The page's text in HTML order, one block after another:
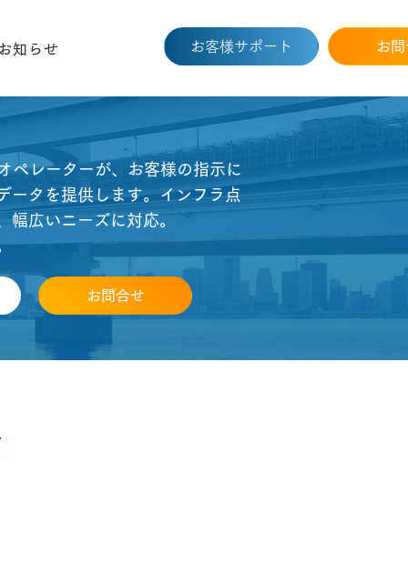
知らせ お客様サポート お
ペレーターが、お客様の指示に
ータを提供します。インフラ点
幅広いニーズに対応。
お問合せ